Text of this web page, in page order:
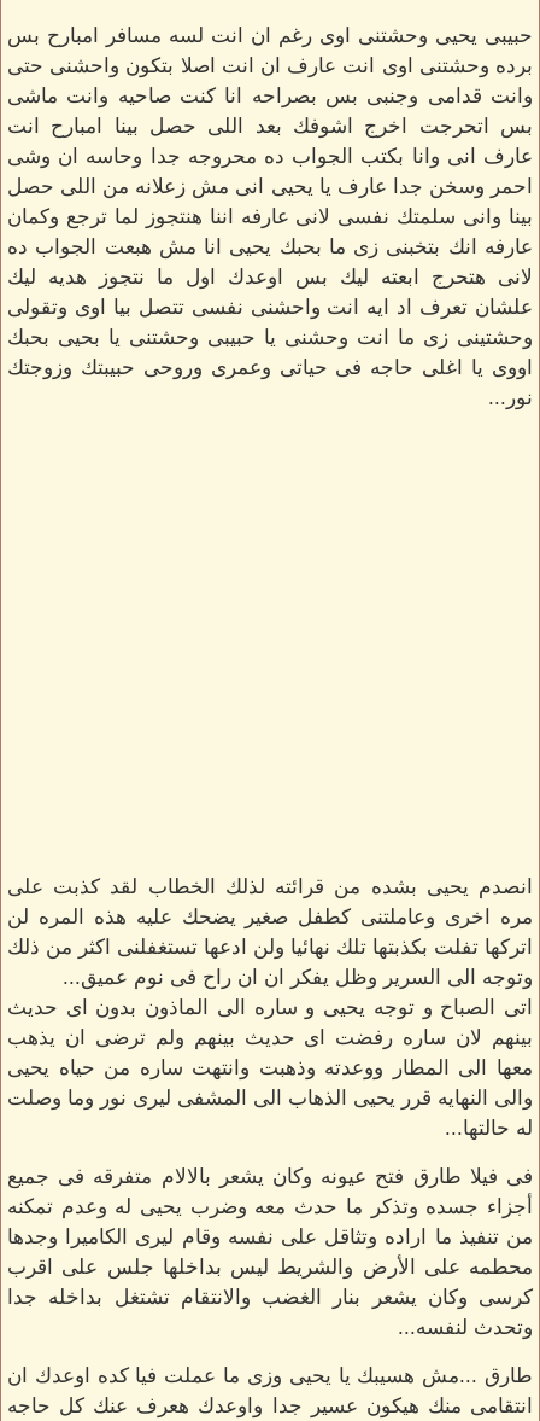
حبيبى يحيى وحشتنى اوى رغم ان انت لسه مسافر امبارح بس
برده وحشتنى اوى انت عارف ان انت اصلا بتكون واحشنى حتى
وانت قدامى وجنبى بس بصراحه انا كنت صاحيه وانت ماشى
بس اتحرجت اخرج اشوفك بعد اللى حصل بينا امبارح انت
عارف انى وانا بكتب الجواب ده محروجه جدا وحاسه ان وشى
احمر وسخن جدا عارف يا يحيى انى مش زعلانه من اللى حصل
بينا وانى سلمتك نفسى لانى عارفه اننا هنتجوز لما ترجع وكمان
عارفه انك بتخبنى زى ما بحبك يحيى انا مش هبعت الجواب ده
لانى هتحرج ابعته ليك بس اوعدك اول ما نتجوز هديه ليك
علشان تعرف اد ايه انت واحشنى نفسى تتصل بيا اوى وتقولى
وحشتينى زى ما انت وحشنى يا حبيبى وحشتنى يا بحيى بحبك
اووى يا اغلى حاجه فى حياتى وعمرى وروحى حبيبتك وزوجتك
نور...
انصدم يحيى بشده من قرائته لذلك الخطاب لقد كذبت على
مره اخرى وعاملتنى كطفل صغير يضحك عليه هذه المره لن
اتركها تفلت بكذبتها تلك نهائيا ولن ادعها تستغفلنى اكثر من ذلك
وتوجه الى السرير وظل يفكر ان ان راح فى نوم عميق...
اتى الصباح و توجه يحيى و ساره الى الماذون بدون اى حديث
بينهم لان ساره رفضت اى حديث بينهم ولم ترضى ان يذهب
معها الى المطار ووعدته وذهبت وانتهت ساره من حياه يحيى
والى النهايه قرر يحيى الذهاب الى المشفى ليرى نور وما وصلت
له حالتها...
فى فيلا طارق فتح عيونه وكان يشعر بالالام متفرقه فى جميع
أجزاء جسده وتذكر ما حدث معه وضرب يحيى له وعدم تمكنه
من تنفيذ ما اراده وتثاقل على نفسه وقام ليرى الكاميرا وجدها
محطمه على الأرض والشريط ليس بداخلها جلس على اقرب
كرسى وكان يشعر بنار الغضب والانتقام تشتغل بداخله جدا
وتحدث لنفسه...
طارق ...مش هسيبك يا يحيى وزى ما عملت فيا كده اوعدك ان
انتقامى منك هيكون عسير جدا واوعدك هعرف عنك كل حاجه